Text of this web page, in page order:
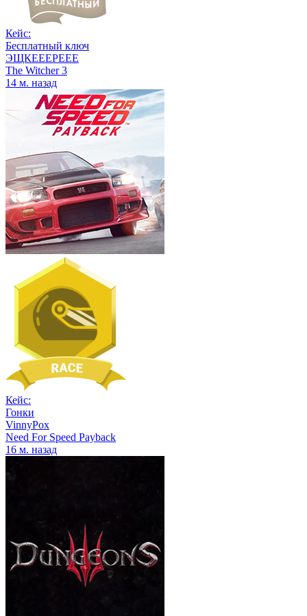
Кейс:
Бесплатный ключ
ЭЩКЕЕЕРЕЕЕ
The Witcher 3
14 м. назад
Кейс:
Гонки
VinnyPox
Need For Speed Payback
16 м. назад